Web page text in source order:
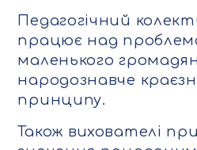
Педагогічний
працює над
маленького
народознавче
принципу.
Також вихователі